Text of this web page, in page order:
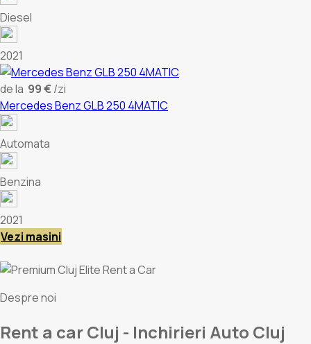
Diesel
2021
de la 99 €/zi
Mercedes Benz GLB 250 4MATIC
Automata
Benzina
2021
Vezi masini
Despre noi
Rent a car Cluj - Inchirieri Auto Cluj